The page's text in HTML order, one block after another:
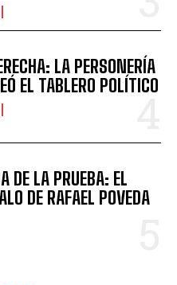
LA PERSONERÍA
EL TABLERO POLÍTICO
DE LA PRUEBA: EL
DE RAFAEL POVEDA